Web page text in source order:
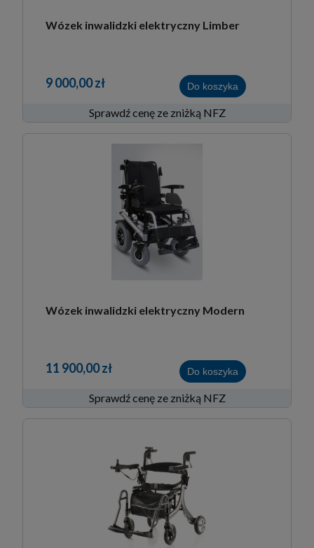
Wózek inwalidzki elektryczny Limber
9 000,00 zł Do koszyka
Sprawdź cenę ze zniżką NFZ
Wózek inwalidzki elektryczny Modern
11 900,00 zł Do koszyka
Sprawdź cenę ze zniżką NFZ